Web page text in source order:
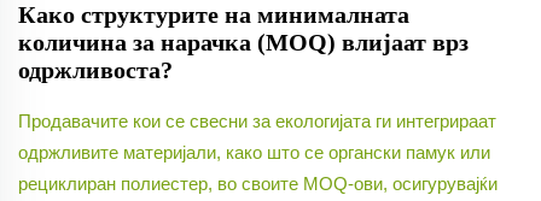
Како структурите на минималната
количина за нарачка (MOQ) влијаат врз
одржливоста?
Продавачите кои се свесни за екологијата ги интегрираат
одржливите материјали, како што се органски памук или
рециклиран полиестер, во своите MOQ-ови, осигурувајќи